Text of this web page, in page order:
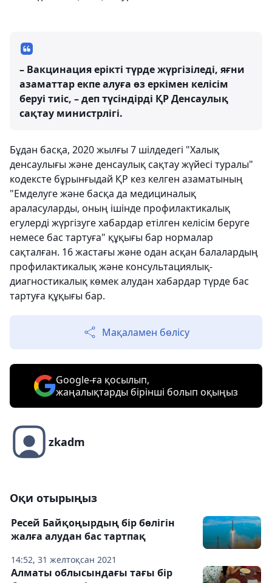
– Вакцинация ерікті түрде жүргізіледі, яғни
азаматтар екпе алуға өз еркімен келісім
беруі тиіс, – деп түсіндірді ҚР Денсаулық
сақтау министрлігі.
Бұдан басқа, 2020 жылғы 7 шілдедегі "Халық
денсаулығы және денсаулық сақтау жүйесі туралы"
кодексте бұрынғыдай ҚР кез келген азаматының
"Емделуге және басқа да медициналық
араласуларды, оның ішінде профилактикалық
егулерді жүргізуге хабардар етілген келісім беруге
немесе бас тартуға" құқығы бар нормалар
сақталған. 16 жастағы және одан асқан балалардың
профилактикалық және консультациялық-
диагностикалық көмек алудан хабардар түрде бас
тартуға құқығы бар.
Мақаламен бөлісу
Google-ға қосылып,
жаңалықтарды бірінші болып оқыңыз
zkadm
Оқи отырыңыз
14:52, 31 желтоқсан 2021
Ресей Байқоңырдың бір бөлігін
жалға алудан бас тартпақ
Алматы облысындағы тағы бір